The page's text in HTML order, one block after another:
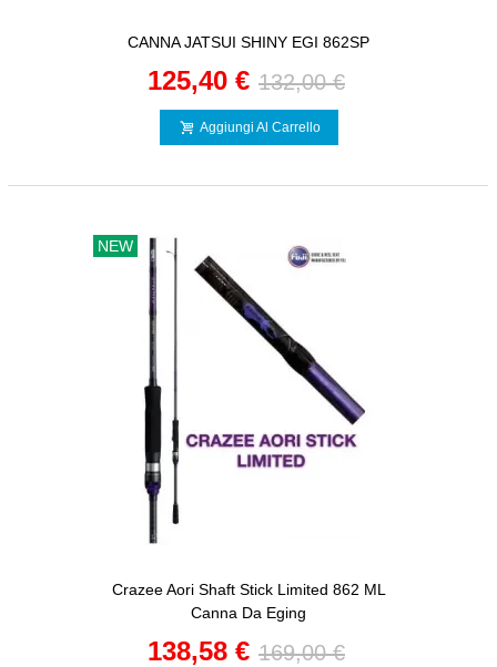
CANNA JATSUI SHINY EGI 862SP
125,40 € 132,00 €
Aggiungi Al Carrello
NEW
Crazee Aori Shaft Stick Limited 862 ML
Canna Da Eging
138,58 € 169,00 €